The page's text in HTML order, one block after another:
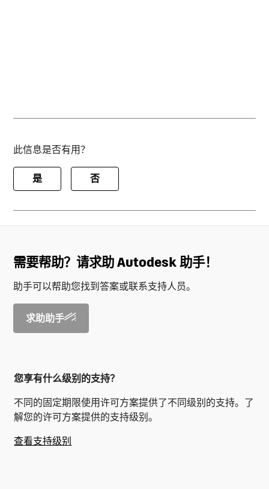
此信息是否有用？
是 否
需要帮助？请求助 Autodesk 助手！
助手可以帮助您找到答案或联系支持人员。
求助助手
您享有什么级别的支持？
不同的固定期限使用许可方案提供了不同级别的支持。了
解您的许可方案提供的支持级别。
查看支持级别